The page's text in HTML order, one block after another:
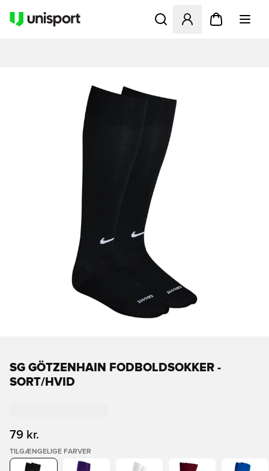
Åbner en Modal til at
SG GÖTZENHAIN FODBOLDSOKKER -
SORT/HVID
79 kr.
TILGÆNGELIGE FARVER